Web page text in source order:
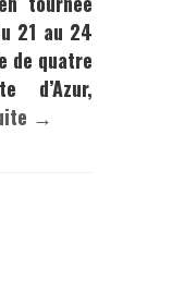
21 au 24
de quatre
d’Azur,
→